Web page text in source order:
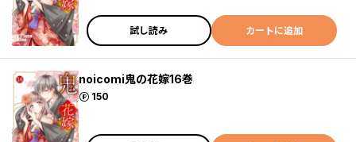
試し読み カートに追加
noicomi鬼の花嫁16巻
150
ポイント